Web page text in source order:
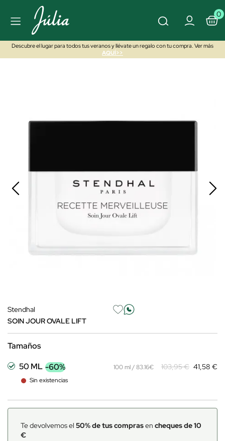
0
Descubre el lugar para todos tus veranos y llévate un regalo con tu compra. Ver más
AQUÍ>>
Stendhal
SOIN JOUR OVALE LIFT
Tamaños
50 ML -60%
Sin existencias
100 ml / 83.16€ 103,95 € 41,58 €
Te devolvemos el 50% de tus comprasen cheques de 10
€